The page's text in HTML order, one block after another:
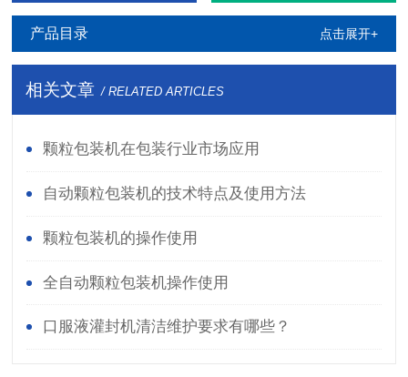
产品目录 点击展开+
相关文章 / RELATED ARTICLES
颗粒包装机在包装行业市场应用
自动颗粒包装机的技术特点及使用方法
颗粒包装机的操作使用
全自动颗粒包装机操作使用
口服液灌封机清洁维护要求有哪些？